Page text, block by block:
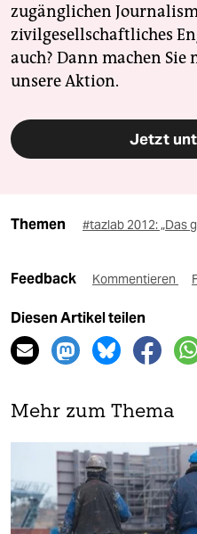
zugänglichen
zivilgesellschaftliches
auch? Dann machen
unsere Aktion.
Jetzt
Themen #tazlab 2012: „Das
Feedback Kommentieren
Diesen Artikel teilen
Mehr zum Thema